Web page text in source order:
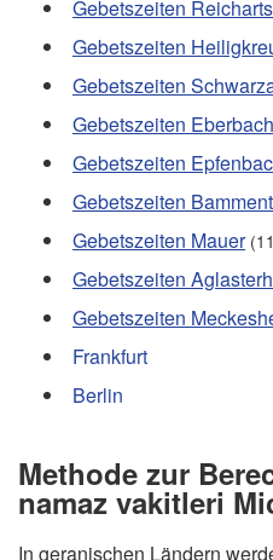
Gebetszeiten
Gebetszeiten
Gebetszeiten
Gebetszeiten Eberbach
Gebetszeiten
Gebetszeiten
Gebetszeiten Mauer
Gebetszeiten
Gebetszeiten
Frankfurt
Berlin
Methode zur
namaz vakitleri
In geranischen Ländern